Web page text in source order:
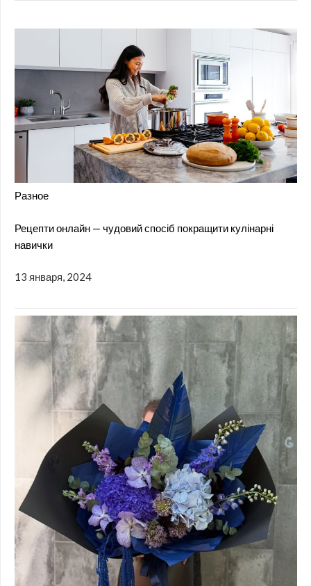
Разное
Рецепти онлайн — чудовий спосіб покращити кулінарні
навички
13 января, 2024